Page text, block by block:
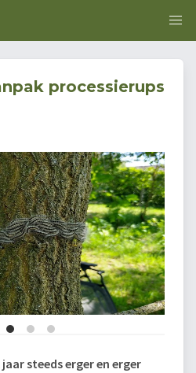
processierups
steeds erger en erger